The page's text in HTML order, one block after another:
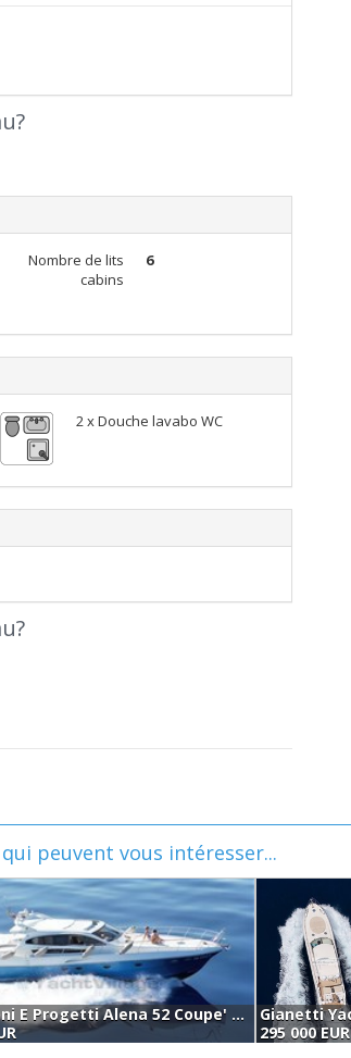
Nombre de lits
cabins
6
2 x Douche lavabo WC
peuvent vous intéresser...
Innovazioni E Progetti Alena 52 Coupe' (2006)
295 000 EUR